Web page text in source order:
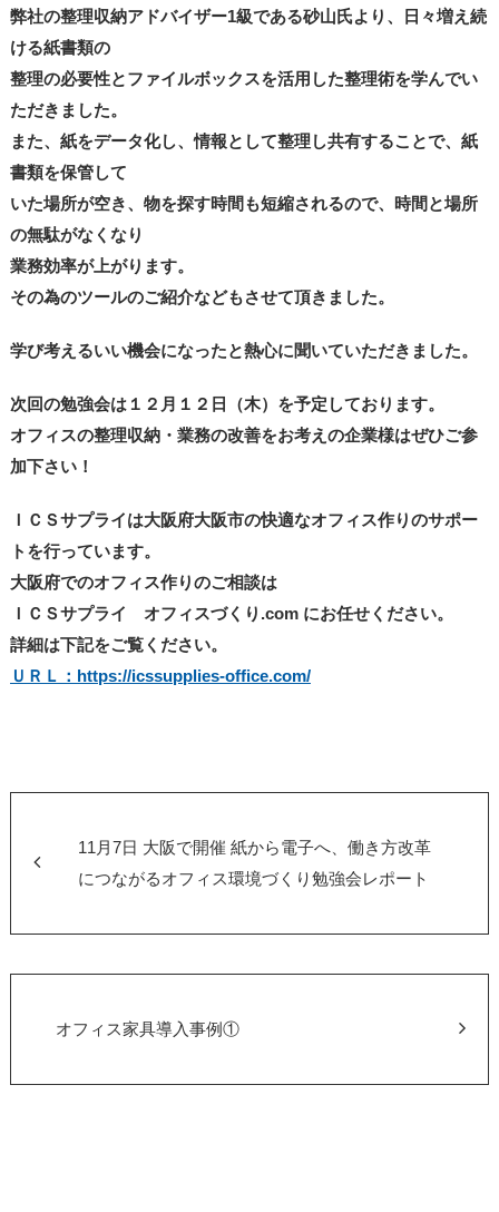
弊社の整理収納アドバイザー1級である砂山氏より、日々増え続
ける紙書類の
整理の必要性とファイルボックスを活用した整理術を学んでい
ただきました。
また、紙をデータ化し、情報として整理し共有することで、紙
書類を保管して
いた場所が空き、物を探す時間も短縮されるので、時間と場所
の無駄がなくなり
業務効率が上がります。
その為のツールのご紹介などもさせて頂きました。
学び考えるいい機会になったと熱心に聞いていただきました。
次回の勉強会は１２月１２日（木）を予定しております。
オフィスの整理収納・業務の改善をお考えの企業様はぜひご参
加下さい！
ＩＣＳサプライは大阪府大阪市の快適なオフィス作りのサポー
トを行っています。
大阪府でのオフィス作りのご相談は
ＩＣＳサプライ オフィスづくり.com にお任せください。
詳細は下記をご覧ください。
ＵＲＬ：https://icssupplies-office.com/
11月7日 大阪で開催 紙から電子へ、働き方改革
につながるオフィス環境づくり勉強会レポート
オフィス家具導入事例①